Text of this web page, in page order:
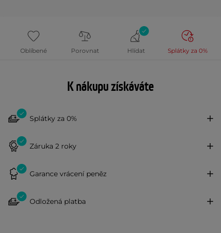
Oblíbené Porovnat Hlídat Splátky za 0%
K nákupu získáváte
Splátky za 0%
Záruka 2 roky
Garance vrácení peněz
Odložená platba